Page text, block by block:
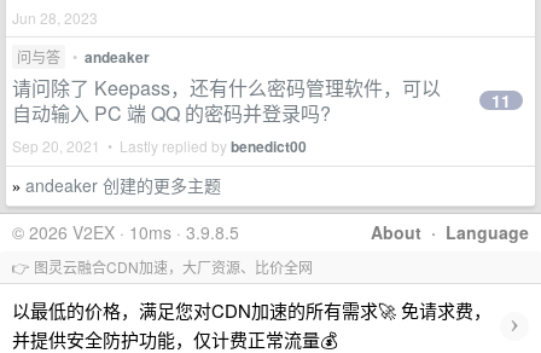
Jun 28, 2023
问与答
• andeaker
请问除了 Keepass，还有什么密码管理软件，可以
自动输入 PC 端 QQ 的密码并登录吗?
Sep 20, 2021 • Lastly replied bybenedict00
11
» andeaker 创建的更多主题
About · Language
© 2026 V2EX · 10ms · 3.9.8.5
👉 图灵云融合CDN加速，大厂资源、比价全网
以最低的价格，满足您对CDN加速的所有需求🚀 免请求费，
并提供安全防护功能，仅计费正常流量💰
›